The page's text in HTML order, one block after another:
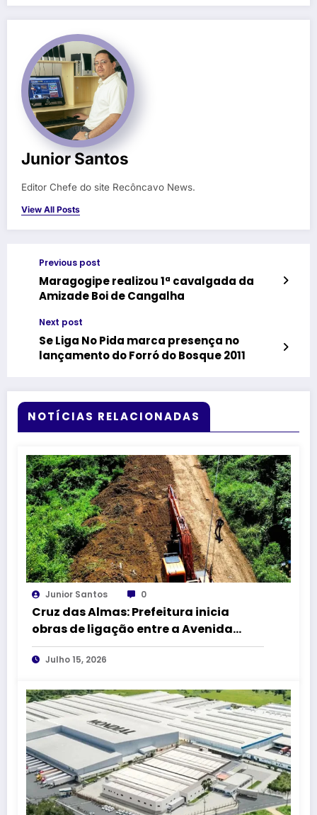
Junior Santos
Editor Chefe do site Recôncavo News.
View All Posts
Previous post
Maragogipe realizou 1ª cavalgada da
Amizade Boi de Cangalha
Next post
Se Liga No Pida marca presença no
lançamento do Forró do Bosque 2011
NOTÍCIAS RELACIONADAS
Junior Santos 0
Cruz das Almas: Prefeitura inicia
obras de ligação entre a Avenida
Amado Queiroz e a BR-101
Julho 15, 2026